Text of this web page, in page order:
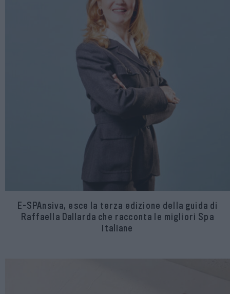
E-SPAnsiva, esce la terza edizione della guida di
Raffaella Dallarda che racconta le migliori Spa
italiane